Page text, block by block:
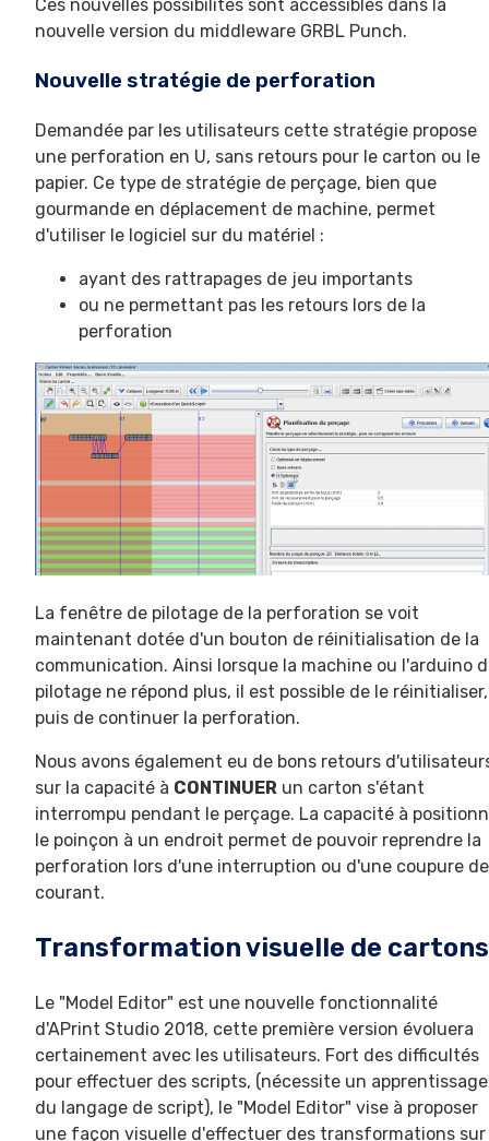
Ces nouvelles possibilités sont accessibles dans la
nouvelle version du middleware GRBL Punch.
Nouvelle stratégie de perforation
Demandée par les utilisateurs cette stratégie propose
une perforation en U, sans retours pour le carton ou le
papier. Ce type de stratégie de perçage, bien que
gourmande en déplacement de machine, permet
d'utiliser le logiciel sur du matériel :
ayant des rattrapages de jeu importants
ou ne permettant pas les retours lors de la
perforation
La fenêtre de pilotage de la perforation se voit
maintenant dotée d'un bouton de réinitialisation de la
communication. Ainsi lorsque la machine ou l'arduino
pilotage ne répond plus, il est possible de le réinitialiser,
puis de continuer la perforation.
Nous avons également eu de bons retours
sur la capacité à CONTINUER un carton s'étant
interrompu pendant le perçage. La capacité à
le poinçon à un endroit permet de pouvoir reprendre la
perforation lors d'une interruption ou d'une coupure de
courant.
Transformation visuelle de cartons
Le "Model Editor" est une nouvelle fonctionnalité
d'APrint Studio 2018, cette première version évoluera
certainement avec les utilisateurs. Fort des difficultés
pour effectuer des scripts, (nécessite un apprentissage
du langage de script), le "Model Editor" vise à proposer
une façon visuelle d'effectuer des transformations sur